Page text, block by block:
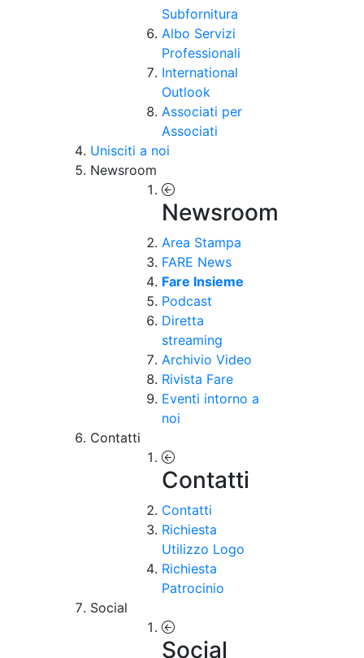
Subfornitura
Albo Servizi
Professionali
International
Outlook
Associati per
Associati
Unisciti a noi
Newsroom
Newsroom
Area Stampa
FARE News
Fare Insieme
Podcast
Diretta
streaming
Archivio Video
Rivista Fare
Eventi intorno a
noi
Contatti
Contatti
Contatti
Richiesta
Utilizzo Logo
Richiesta
Patrocinio
Social
Social